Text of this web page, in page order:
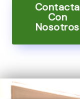
Contacta
Con
Nosotros